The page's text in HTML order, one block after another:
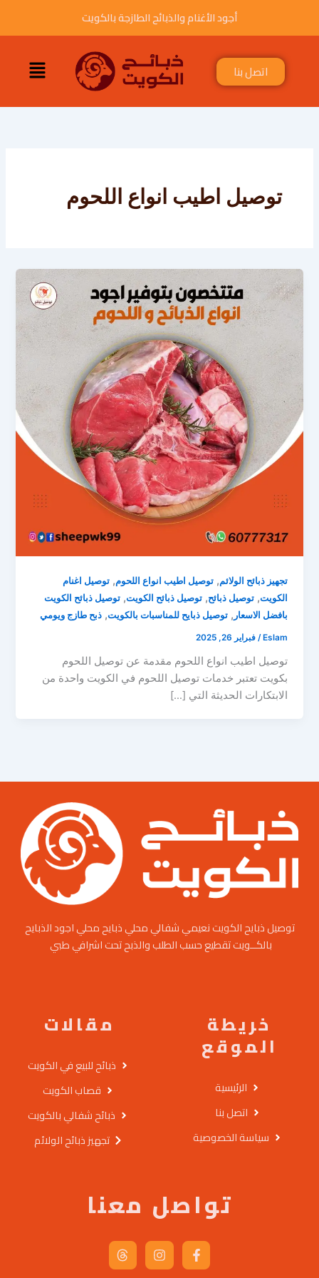
أجود الأغنام والذبائح الطازجة بالكويت
اتصل بنا القائمة
توصيل اطيب انواع اللحوم
تجهيز ذبائح الولائم,توصيل اطيب انواع اللحوم,توصيل اغنام
الكويت,توصيل ذبائح,توصيل ذبائح الكويت,توصيل ذبائح الكويت
بافضل الاسعار ,توصيل ذبايح للمناسبات بالكويت,ذبح طازج ويومي
Eslam
/فبراير 26, 2025
توصيل اطيب انواع اللحوم مقدمة عن توصيل اللحوم
بكويت تعتبر خدمات توصيل اللحوم في الكويت واحدة من
الابتكارات الحديثة التي […]
توصيل ذبايح الكويت نعيمي شفالي محلي ذبايح محلي اجود الذبايح
بالكــويت تقطيع حسب الطلب والذبح تحت اشرافي طبي
خريطة
الموقع
الرئيسية
اتصل بنا
سياسة الخصوصية
مقالات
ذبائح للبيع في الكويت
قصاب الكويت
ذبائح شفالي بالكويت
تجهيز ذبائح الولائم
تواصل معنا
F
a
c
I
n
s
T
h
r